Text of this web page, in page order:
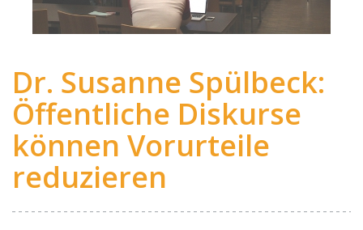
Dr. Susanne Spülbeck:
Öffentliche Diskurse
können Vorurteile
reduzieren